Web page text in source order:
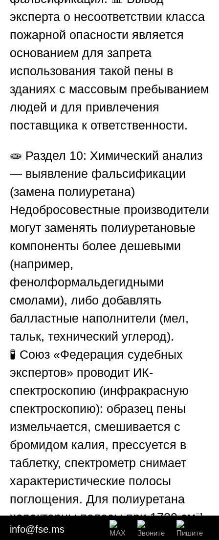
эксперта о несоответствии класса
пожарной опасности является
основанием для запрета
использования такой пены в
зданиях с массовым пребыванием
людей и для привлечения
поставщика к ответственности.
🧫 Раздел 10: Химический анализ
— выявление фальсификации
(замена полиуретана)
Недобросовестные производители
могут заменять полиуретановые
компоненты более дешевыми
(например,
фенолформальдегидными
смолами), либо добавлять
балластные наполнители (мел,
тальк, технический углерод).
🧪 Союз «Федерация судебных
экспертов» проводит ИК-
спектроскопию (инфракрасную
спектроскопию): образец пены
измельчается, смешивается с
бромидом калия, прессуется в
таблетку, спектрометр снимает
характеристические полосы
поглощения. Для полиуретана
характерны полосы при 1730 см⁻¹
(карбонильная группа), 1530 см⁻¹
info@fse.ms